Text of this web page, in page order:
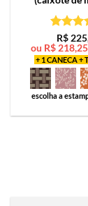
de 5
R$
ou R$ 218,25
+ 1 CANECA +
escolha a